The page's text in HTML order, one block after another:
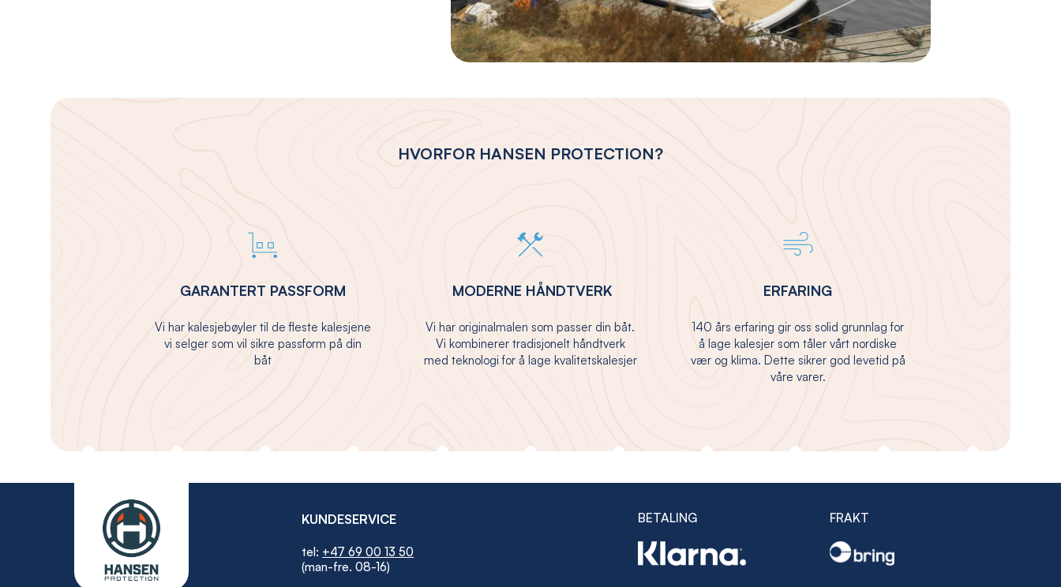
HVORFOR HANSEN PROTECTION?
GARANTERT PASSFORM
Vi har kalesjebøyler til de fleste kalesjene
vi selger som vil sikre passform på din
båt
MODERNE HÅNDTVERK
Vi har originalmalen som passer din båt.
Vi kombinerer tradisjonelt håndtverk
med teknologi for å lage kvalitetskalesjer
ERFARING
140 års erfaring gir oss solid grunnlag for
å lage kalesjer som tåler vårt nordiske
vær og klima. Dette sikrer god levetid på
våre varer.
KUNDESERVICE
tel: +47 69 00 13 50
(man-fre. 08-16)
BETALING FRAKT